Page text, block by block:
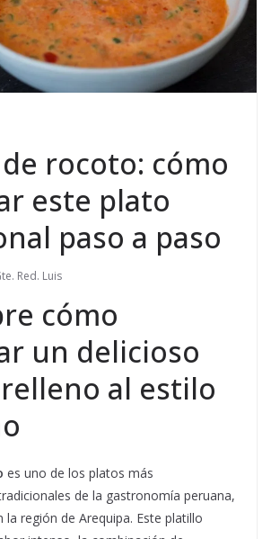
rocoto: cómo
este plato
paso a paso
Red. Luis
cómo
un delicioso
al estilo
es uno de los platos más
de la gastronomía peruana,
la región de Arequipa. Este platillo